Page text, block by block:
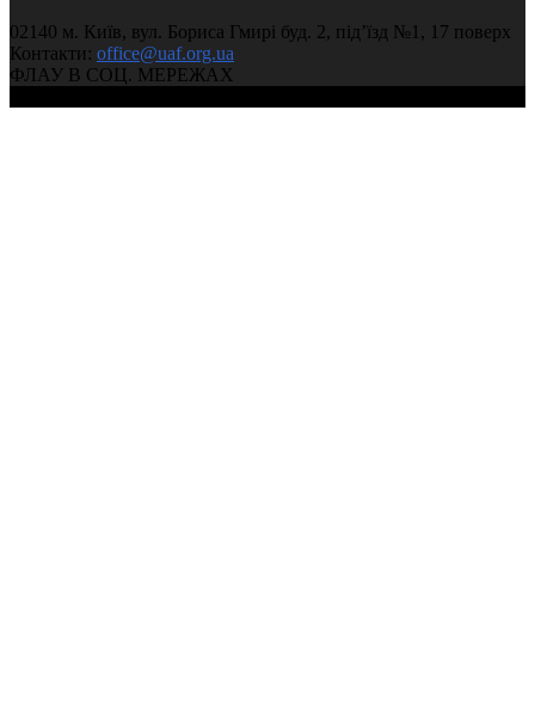
02140 м. Київ, вул. Бориса Гмирі буд. 2, під’їзд №1, 17 поверх
Контакти: office@uaf.org.ua
ФЛАУ В СОЦ. МЕРЕЖАХ